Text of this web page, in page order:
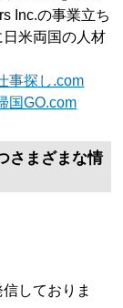
Inc.の事業立ち
日米両国の人材
事探し.com
国GO.com
さまざまな情
しておりま